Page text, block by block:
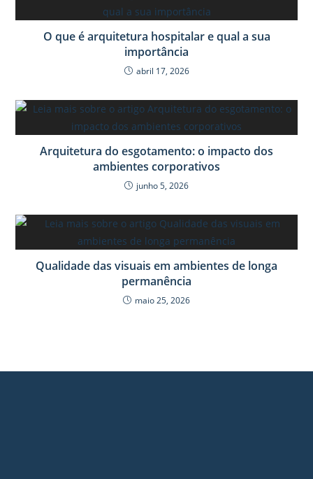
O que é arquitetura hospitalar e qual a sua
importância
abril 17, 2026
Arquitetura do esgotamento: o impacto dos
ambientes corporativos
junho 5, 2026
Qualidade das visuais em ambientes de longa
permanência
maio 25, 2026